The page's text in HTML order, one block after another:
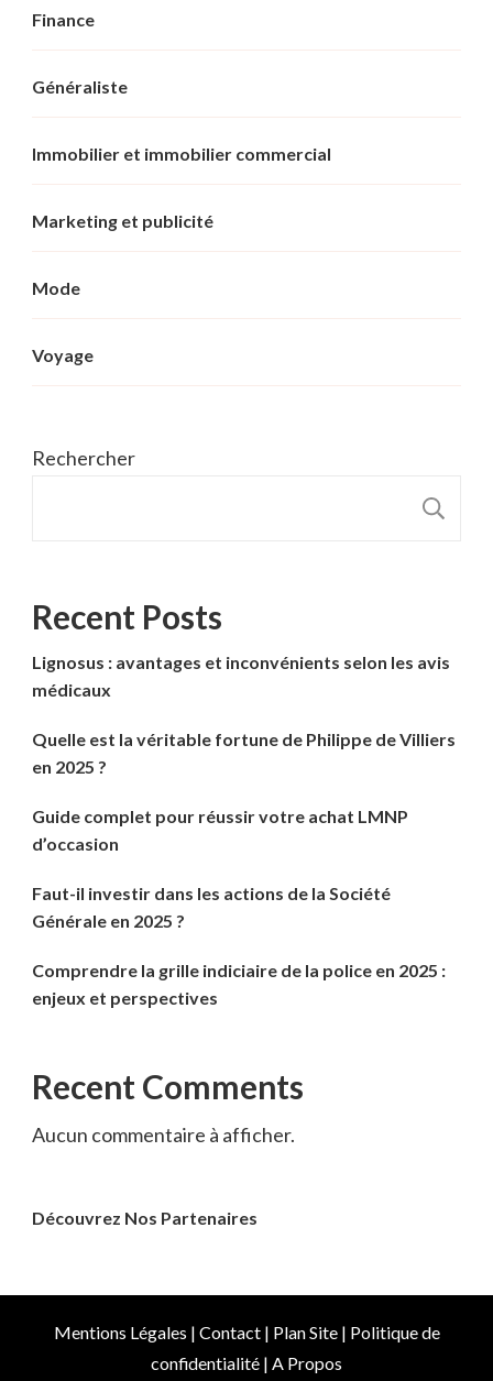
Finance
Généraliste
Immobilier et immobilier commercial
Marketing et publicité
Mode
Voyage
Rechercher
Recent Posts
Lignosus : avantages et inconvénients selon les avis
médicaux
Quelle est la véritable fortune de Philippe de Villiers
en 2025 ?
Guide complet pour réussir votre achat LMNP
d’occasion
Faut-il investir dans les actions de la Société
Générale en 2025 ?
Comprendre la grille indiciaire de la police en 2025 :
enjeux et perspectives
Recent Comments
Aucun commentaire à afficher.
Découvrez Nos Partenaires
Mentions Légales | Contact| Plan Site| Politique de
confidentialité | A Propos